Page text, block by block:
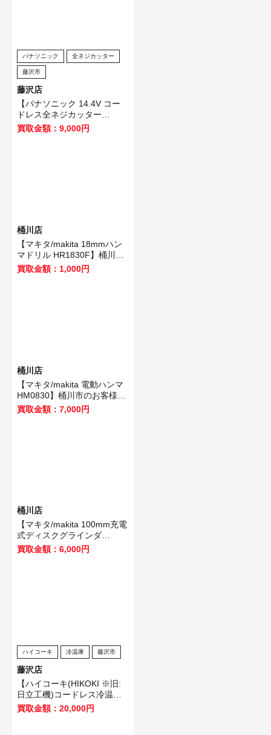
パナソニック 全ネジカッター
藤沢市
藤沢店
【パナソニック 14.4V コー
ドレス全ネジカッター
EZ4540LZ2S-B 】藤沢市の
お客様から買取させていただ
買取金額：9,000円
桶川店
【マキタ/makita 18mmハン
マドリル HR1830F】桶川市
のお客様から買取いたしまし
買取金額：1,000円
桶川店
【マキタ/makita 電動ハンマ
HM0830】桶川市のお客様か
ら買取いたしました！
買取金額：7,000円
桶川店
【マキタ/makita 100mm充電
式ディスクグラインダ
GA403DRGN】桶川市のお客
様から買取いたしました！
買取金額：6,000円
ハイコーキ 冷温庫 藤沢市
藤沢店
【ハイコーキ(HIKOKI ※旧:
日立工機)コードレス冷温庫
UL18DB(NMG)】藤沢市のお
客様から買取させていただき
買取金額：20,000円